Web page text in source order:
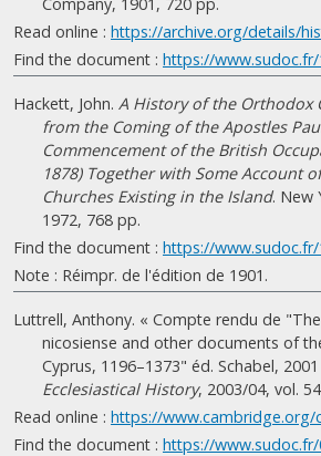
Read online : https://archive.org/details/
Find the document : https://www.sudoc.fr/
Hackett, John. A History of the Orthodox
from the Coming of the Apostles
Commencement of the British
1878) Together with Some Account
Churches Existing in the Island. New
1972, 768 pp.
Find the document : https://www.sudoc.fr/
Note : Réimpr. de l'édition de 1901.
Luttrell, Anthony. « Compte rendu de
nicosiense and other documents of
Cyprus, 1196–1373" éd. Schabel,
Ecclesiastical History, 2003/04, vol.
Read online : https://www.cambridge.org/
Find the document : https://www.sudoc.fr/